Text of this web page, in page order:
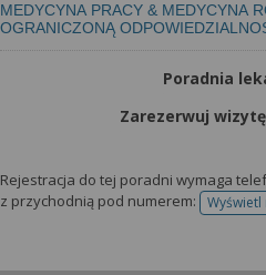
MEDYCYNA PRACY & MEDYCYNA
OGRANICZONĄ
Poradnia
Zarezerwuj
Rejestracja do tej poradni wymaga
z przychodnią pod numerem: